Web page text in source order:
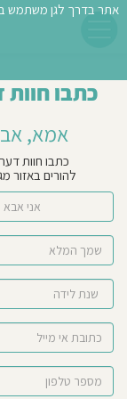
כתבו חוות
אמא,
כתבו חוות
להורים באזור
אני אבא
אתר בדרך לגן משתמש